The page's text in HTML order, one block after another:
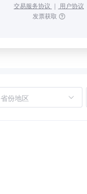
交易服务协议 ｜ 用户协议
发票获取
省份地区